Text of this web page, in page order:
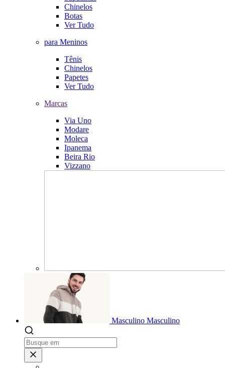
Chinelos
Botas
Ver Tudo
para Meninos
Tênis
Chinelos
Papetes
Ver Tudo
Marcas
Via Uno
Modare
Moleca
Ipanema
Beira Rio
Vizzano
Masculino Masculino